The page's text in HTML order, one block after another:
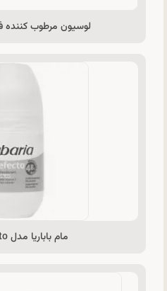
لوسیون مرطوب کننده
مام باباریا مدل doble efecto